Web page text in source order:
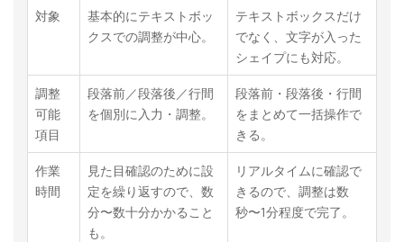
対象
基本的にテキストボッ
クスでの調整が中心。
テキストボックスだけ
でなく、文字が入った
シェイプにも対応。
調整
可能
項目
段落前／段落後／行間
を個別に入力・調整。
段落前・段落後・行間
をまとめて一括操作で
きる。
作業
時間
見た目確認のために設
定を繰り返すので、数
分〜数十分かかること
も。
リアルタイムに確認で
きるので、調整は数
秒〜1分程度で完了。